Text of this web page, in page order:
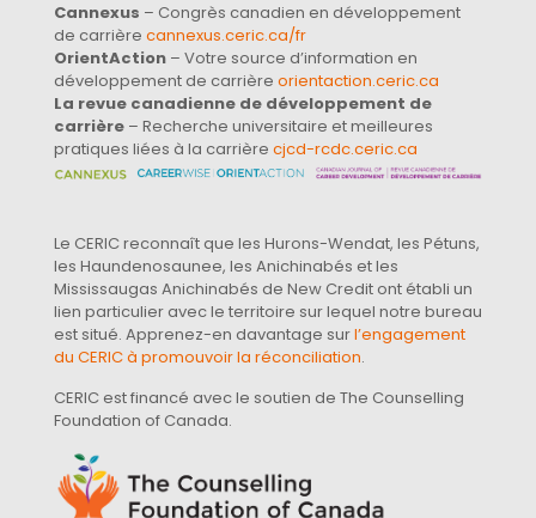
Cannexus – Congrès canadien en développement
de carrière cannexus.ceric.ca/fr
OrientAction – Votre source d’information en
développement de carrière orientaction.ceric.ca
La revue canadienne de développement de
carrière – Recherche universitaire et meilleures
pratiques liées à la carrière cjcd-rcdc.ceric.ca
Le CERIC reconnaît que les Hurons-Wendat, les Pétuns,
les Haundenosaunee, les Anichinabés et les
Mississaugas Anichinabés de New Credit ont établi un
lien particulier avec le territoire sur lequel notre bureau
est situé. Apprenez-en davantage surl’engagement
du CERIC à promouvoir la réconciliation.
CERIC est financé avec le soutien de The Counselling
Foundation of Canada.